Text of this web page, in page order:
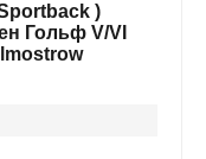
)
Гольф V/VI